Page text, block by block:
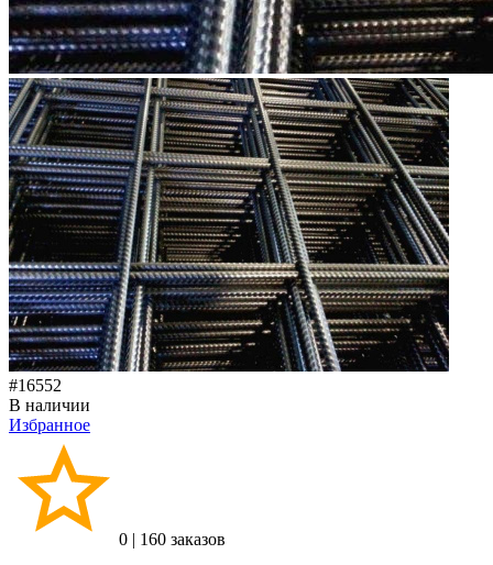
#16552
В наличии
Избранное
0 | 160 заказов